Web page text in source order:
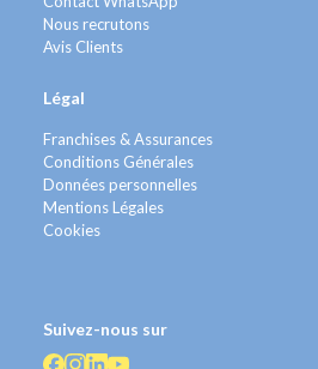
Nous recrutons
Avis Clients
Légal
Franchises & Assurances
Conditions Générales
Données personnelles
Mentions Légales
Cookies
Suivez-nous sur